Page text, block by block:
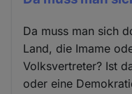
Da muss man sich
Land, die Imame
Volksvertreter? Ist
oder eine